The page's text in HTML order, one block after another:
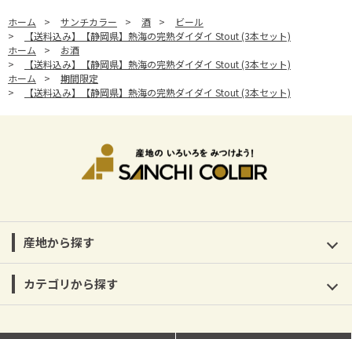
ホーム > サンチカラー > 酒 >
ビール
>
【送料込み】【静岡県】熱海の完熟ダイダイ Stout (3本セット)
ホーム
>
お酒
>
【送料込み】【静岡県】熱海の完熟ダイダイ Stout (3本セット)
ホーム
>
期間限定
>
【送料込み】【静岡県】熱海の完熟ダイダイ Stout (3本セット)
産地から探す
カテゴリから探す